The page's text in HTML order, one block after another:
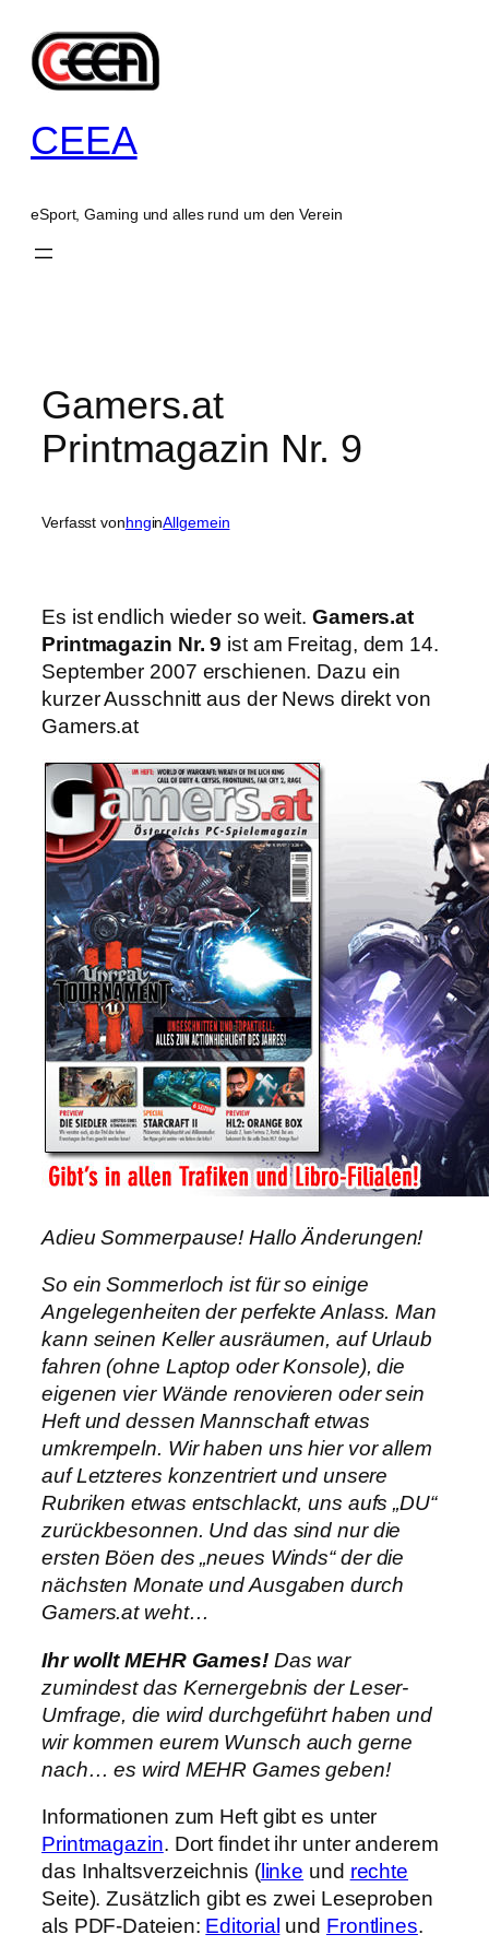
Inhalt
springen
CEEA
eSport, Gaming und alles rund um den Verein
Gamers.at
Printmagazin Nr. 9
Verfasst vonhnginAllgemein
Es ist endlich wieder so weit. Gamers.at
Printmagazin Nr. 9 ist am Freitag, dem 14.
September 2007 erschienen. Dazu ein
kurzer Ausschnitt aus der News direkt von
Gamers.at
Adieu Sommerpause! Hallo Änderungen!
So ein Sommerloch ist für so einige
Angelegenheiten der perfekte Anlass. Man
kann seinen Keller ausräumen, auf Urlaub
fahren (ohne Laptop oder Konsole), die
eigenen vier Wände renovieren oder sein
Heft und dessen Mannschaft etwas
umkrempeln. Wir haben uns hier vor allem
auf Letzteres konzentriert und unsere
Rubriken etwas entschlackt, uns aufs „DU“
zurückbesonnen. Und das sind nur die
ersten Böen des „neues Winds“ der die
nächsten Monate und Ausgaben durch
Gamers.at weht…
Ihr wollt MEHR Games!Das war
zumindest das Kernergebnis der Leser-
Umfrage, die wird durchgeführt haben und
wir kommen eurem Wunsch auch gerne
nach… es wird MEHR Games geben!
Informationen zum Heft gibt es unter
Printmagazin. Dort findet ihr unter anderem
das Inhaltsverzeichnis (linke und rechte
Seite). Zusätzlich gibt es zwei Leseproben
als PDF-Dateien: Editorial und Frontlines.